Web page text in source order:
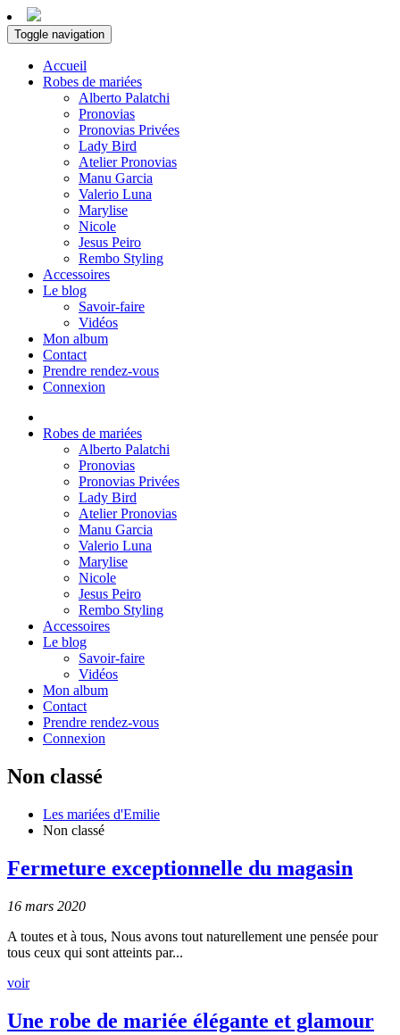
Toggle navigation
Accueil
Robes de mariées
Alberto Palatchi
Pronovias
Pronovias Privées
Lady Bird
Atelier Pronovias
Manu Garcia
Valerio Luna
Marylise
Nicole
Jesus Peiro
Rembo Styling
Accessoires
Le blog
Savoir-faire
Vidéos
Mon album
Contact
Prendre rendez-vous
Connexion
Robes de mariées
Alberto Palatchi
Pronovias
Pronovias Privées
Lady Bird
Atelier Pronovias
Manu Garcia
Valerio Luna
Marylise
Nicole
Jesus Peiro
Rembo Styling
Accessoires
Le blog
Savoir-faire
Vidéos
Mon album
Contact
Prendre rendez-vous
Connexion
Non classé
Les mariées d'Emilie
Non classé
Fermeture exceptionnelle du magasin
16 mars 2020
A toutes et à tous, Nous avons tout naturellement une pensée pour
tous ceux qui sont atteints par...
voir
Une robe de mariée élégante et glamour